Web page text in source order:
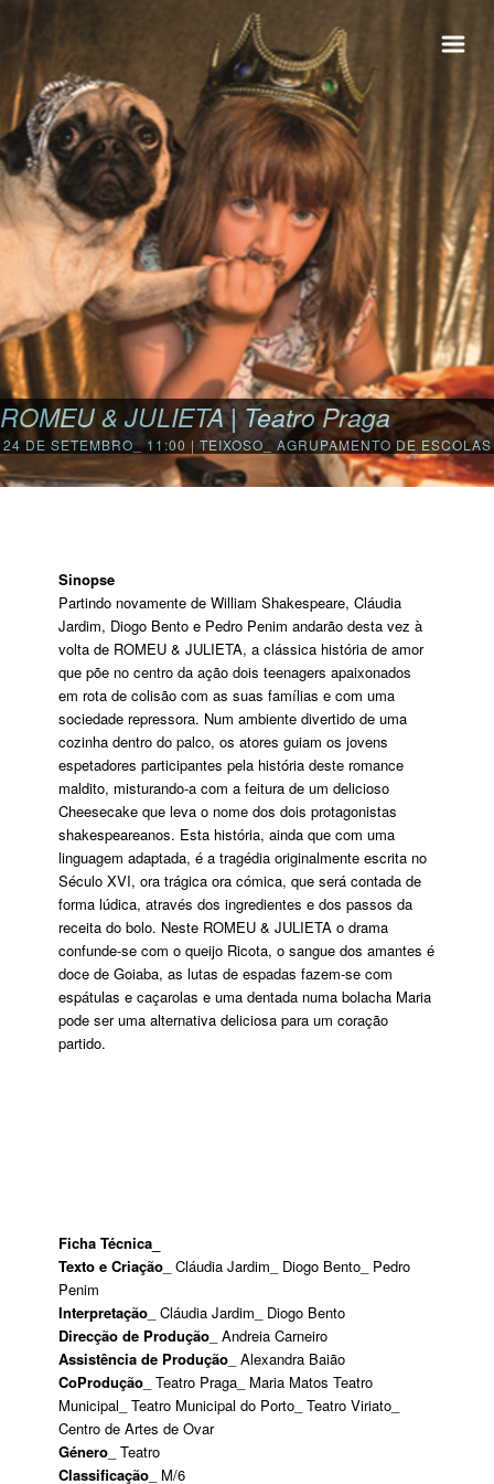
ROMEU & JULIETA | Teatro Praga
24 DE SETEMBRO_ 11:00 | TEIXOSO_ AGRUPAMENTO DE ESCOLAS
Sinopse
Partindo novamente de William Shakespeare, Cláudia
Jardim, Diogo Bento e Pedro Penim andarão desta vez à
volta de ROMEU & JULIETA, a clássica história de amor
que põe no centro da ação dois teenagers apaixonados
em rota de colisão com as suas famílias e com uma
sociedade repressora. Num ambiente divertido de uma
cozinha dentro do palco, os atores guiam os jovens
espetadores participantes pela história deste romance
maldito, misturando-a com a feitura de um delicioso
Cheesecake que leva o nome dos dois protagonistas
shakespeareanos. Esta história, ainda que com uma
linguagem adaptada, é a tragédia originalmente escrita no
Século XVI, ora trágica ora cómica, que será contada de
forma lúdica, através dos ingredientes e dos passos da
receita do bolo. Neste ROMEU & JULIETA o drama
confunde-se com o queijo Ricota, o sangue dos amantes é
doce de Goiaba, as lutas de espadas fazem-se com
espátulas e caçarolas e uma dentada numa bolacha Maria
pode ser uma alternativa deliciosa para um coração
partido.
Ficha Técnica_
Texto e Criação _ Cláudia Jardim_ Diogo Bento_ Pedro
Penim
Interpretação _ Cláudia Jardim_ Diogo Bento
Direcção de Produção _ Andreia Carneiro
Assistência de Produção _ Alexandra Baião
CoProdução _ Teatro Praga_ Maria Matos Teatro
Municipal_ Teatro Municipal do Porto_ Teatro Viriato_
Centro de Artes de Ovar
Género _ Teatro
Classificação _ M/6